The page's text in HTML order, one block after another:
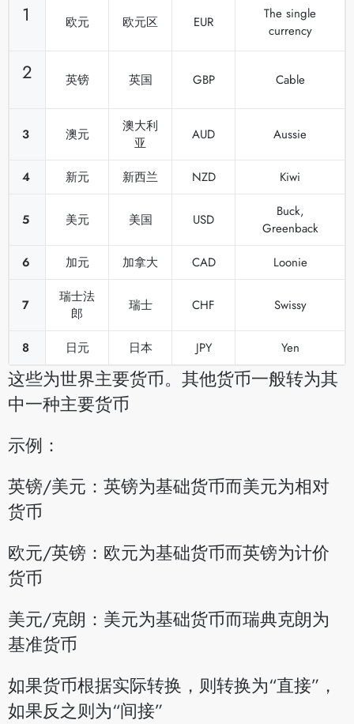
1 欧元 欧元区 EUR
The single
currency
2 英镑 英国 GBP Cable
3 澳元
澳大利
亚
AUD Aussie
4 新元 新西兰 NZD Kiwi
5 美元 美国 USD
Buck,
Greenback
6
加元 加拿大 CAD Loonie
7
瑞士法
郎
瑞士 CHF Swissy
8 日元 日本 JPY Yen
这些为世界主要货币。其他货币一般转为其
中一种主要货币
示例：
英镑/美元：英镑为基础货币而美元为相对
货币
欧元/英镑：欧元为基础货币而英镑为计价
货币
美元/克朗：美元为基础货币而瑞典克朗为
基准货币
如果货币根据实际转换，则转换为“直接”，
如果反之则为“间接”